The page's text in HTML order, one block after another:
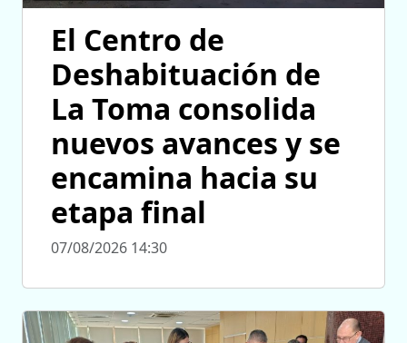
El Centro de
Deshabituación de
La Toma consolida
nuevos avances y se
encamina hacia su
etapa final
07/08/2026 14:30